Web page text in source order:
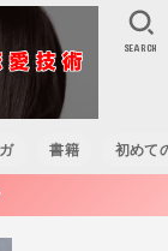
書籍 初めて
SEARCH